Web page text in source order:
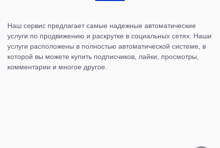
Наш сервис предлагает самые надежные автоматические
услуги по продвижению и раскрутке в социальных сетях. Наши
услуги расположены в полностью автоматической системе, в
которой вы можете купить подписчиков, лайки, просмотры,
комментарии и многое другое.